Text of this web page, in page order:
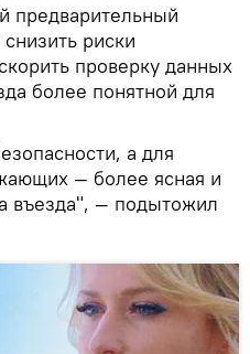
предварительный
риски
проверку данных
более понятной для
а для
— более ясная и
въезда", — подытожил